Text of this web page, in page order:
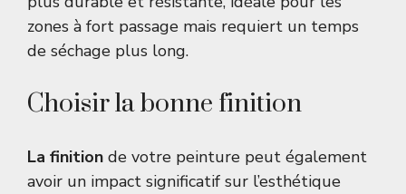
zones à fort passage mais requiert un temps
de séchage plus long.
Choisir la bonne finition
La finition de votre peinture peut également
avoir un impact significatif sur l’esthétique